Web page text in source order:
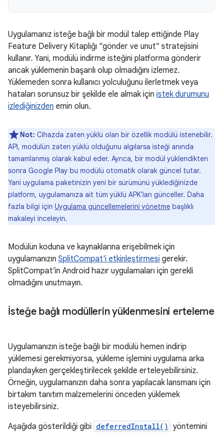
Uygulamanız isteğe bağlı bir modül talep ettiğinde Play
Feature Delivery Kitaplığı "gönder ve unut" stratejisini
kullanır. Yani, modülü indirme isteğini platforma gönderir
ancak yüklemenin başarılı olup olmadığını izlemez.
Yüklemeden sonra kullanıcı yolculuğunu ilerletmek veya
hataları sorunsuz bir şekilde ele almak için istek durumunu
izlediğinizden emin olun.
Not: Cihazda zaten yüklü olan bir özellik modülü istenebilir.
API, modülün zaten yüklü olduğunu algılarsa isteği anında
tamamlanmış olarak kabul eder. Ayrıca, bir modül yüklendikten
sonra Google Play bu modülü otomatik olarak güncel tutar.
Yani uygulama paketinizin yeni bir sürümünü yüklediğinizde
platform, uygulamanıza ait tüm yüklü APK'ları günceller. Daha
fazla bilgi için Uygulama güncellemelerini yönetme başlıklı
makaleyi inceleyin.
Modülün koduna ve kaynaklarına erişebilmek için
uygulamanızın SplitCompat'i etkinleştirmesi gerekir.
SplitCompat'in Android hazır uygulamaları için gerekli
olmadığını unutmayın.
İsteğe bağlı modüllerin yüklenmesini erteleme
Uygulamanızın isteğe bağlı bir modülü hemen indirip
yüklemesi gerekmiyorsa, yükleme işlemini uygulama arka
plandayken gerçekleştirilecek şekilde erteleyebilirsiniz.
Örneğin, uygulamanızın daha sonra yapılacak lansmanı için
birtakım tanıtım malzemelerini önceden yüklemek
isteyebilirsiniz.
Aşağıda gösterildiği gibi deferredInstall() yöntemini